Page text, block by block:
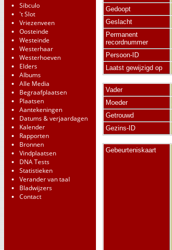
Sibculo
't Slot
Vriezenveen
Oosteinde
Westeinde
Westerhaar
Westerhoeven
Elders
Albums
Alle Media
Begraafplaatsen
Plaatsen
Aantekeningen
Datums & verjaardagen
Kalender
Rapporten
Bronnen
Vindplaatsen
DNA Tests
Statistieken
Verander van taal
Bladwijzers
Contact
Gedoopt
Geslacht
Permanent
recordnummer
Persoon-ID
Laatst gewijzigd op
Vader
Moeder
Getrouwd
Gezins-ID
Gebeurteniskaart